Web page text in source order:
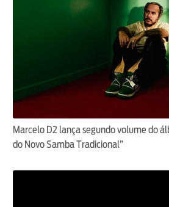
Marcelo D2 lança segundo volume do
do Novo Samba Tradicional”